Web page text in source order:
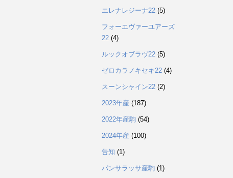
エレナレジーナ22 (5)
フォーエヴァーユアーズ
22 (4)
ルックオブラヴ22 (5)
ゼロカラノキセキ22 (4)
スーンシャイン22 (2)
2023年産 (187)
2022年産駒 (54)
2024年産 (100)
告知 (1)
パンサラッサ産駒 (1)